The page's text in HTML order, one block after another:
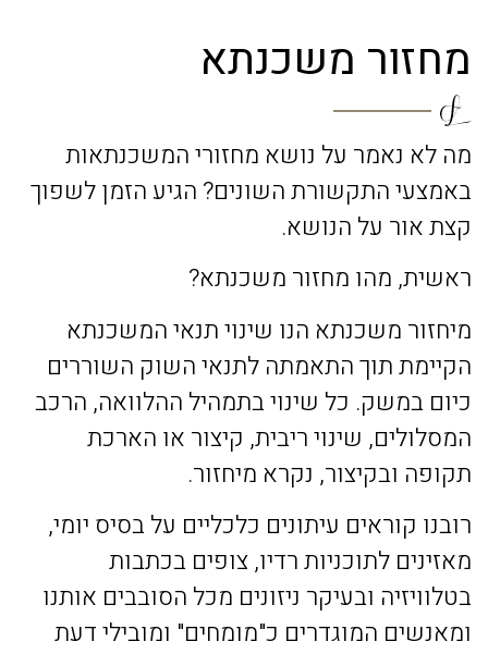
מחזור משכנתא
מה לא נאמר על נושא מחזורי המשכנתאות
באמצעי התקשורת השונים? הגיע הזמן לשפוך
קצת אור על הנושא.
ראשית, מהו מחזור משכנתא?
מיחזור משכנתא הנו שינוי תנאי המשכנתא
הקיימת תוך התאמתה לתנאי השוק השוררים
כיום במשק. כל שינוי בתמהיל ההלוואה, הרכב
המסלולים, שינוי ריבית, קיצור או הארכת
תקופה ובקיצור, נקרא מיחזור.
רובנו קוראים עיתונים כלכליים על בסיס יומי,
מאזינים לתוכניות רדיו, צופים בכתבות
בטלוויזיה ובעיקר ניזונים מכל הסובבים אותנו
ומאנשים המוגדרים כ"מומחים" ומובילי דעת